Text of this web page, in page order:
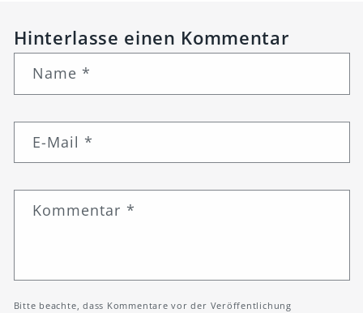
Hinterlasse einen Kommentar
Name *
E-Mail *
Kommentar *
Bitte beachte, dass Kommentare vor der Veröffentlichung